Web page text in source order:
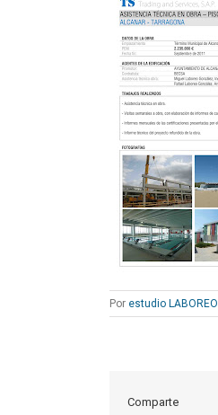
Por estudio LABOREO
Comparte